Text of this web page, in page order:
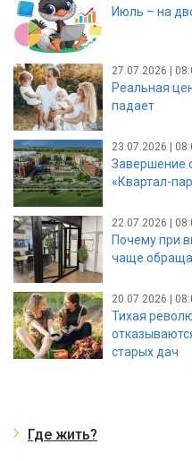
Июль – на
27.07.2026 |
Реальная
падает
23.07.2026 |
Завершение
«Квартал-
22.07.2026 |
Почему при
чаще
20.07.2026 |
Тихая
старых дач
Где жить?